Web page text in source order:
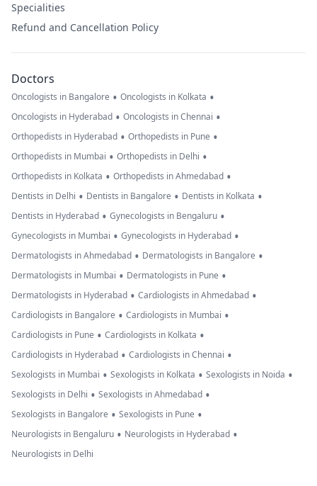
Specialities
Refund and Cancellation Policy
Doctors
Oncologists in Bangalore • Oncologists in Kolkata •
Oncologists in Hyderabad • Oncologists in Chennai •
Orthopedists in Hyderabad • Orthopedists in Pune •
Orthopedists in Mumbai • Orthopedists in Delhi •
Orthopedists in Kolkata • Orthopedists in Ahmedabad •
Dentists in Delhi • Dentists in Bangalore • Dentists in Kolkata •
Dentists in Hyderabad • Gynecologists in Bengaluru •
Gynecologists in Mumbai • Gynecologists in Hyderabad •
Dermatologists in Ahmedabad • Dermatologists in Bangalore •
Dermatologists in Mumbai • Dermatologists in Pune •
Dermatologists in Hyderabad • Cardiologists in Ahmedabad •
Cardiologists in Bangalore • Cardiologists in Mumbai •
Cardiologists in Pune • Cardiologists in Kolkata •
Cardiologists in Hyderabad • Cardiologists in Chennai •
Sexologists in Mumbai • Sexologists in Kolkata • Sexologists in Noida •
Sexologists in Delhi • Sexologists in Ahmedabad •
Sexologists in Bangalore • Sexologists in Pune •
Neurologists in Bengaluru • Neurologists in Hyderabad •
Neurologists in Delhi